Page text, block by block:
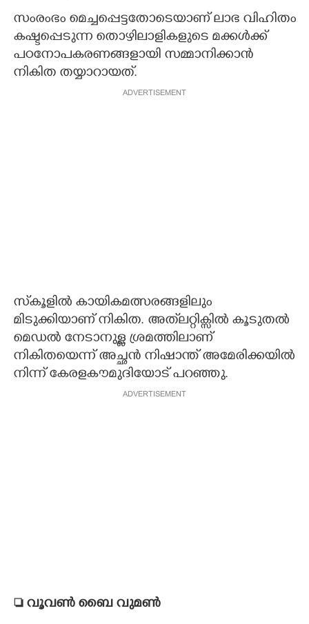
സംരംഭം മെച്ചപ്പെട്ടതോടെയാണ് ലാഭ വിഹിതം
കഷ്ടപ്പെടുന്ന തൊഴിലാളികളുടെ മക്കൾക്ക്
പഠനോപകരണങ്ങളായി സമ്മാനിക്കാൻ
നികിത തയ്യാറായത്.
ADVERTISEMENT
സ്‌കൂളിൽ കായികമത്സരങ്ങളിലും
മിടുക്കിയാണ് നികിത. അത്‌ലറ്റിക്സിൽ കൂടുതൽ
മെഡൽ നേടാനുള്ള ശ്രമത്തിലാണ്
നികിതയെന്ന് അച്ഛൻ നിഷാന്ത് അമേരിക്കയിൽ
നിന്ന് കേരളകൗമുദിയോട് പറഞ്ഞു.
ADVERTISEMENT
 വൂവൺ ബൈ വുമൺ